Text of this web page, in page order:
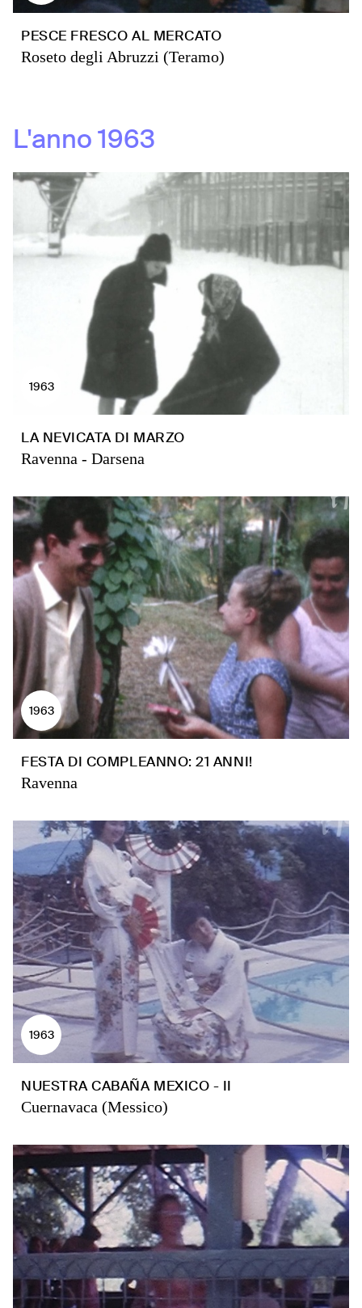
PESCE FRESCO AL MERCATO
Roseto degli Abruzzi (Teramo)
L'anno1963
1963
LA NEVICATA DI MARZO
Ravenna - Darsena
1963
FESTA DI COMPLEANNO: 21 ANNI!
Ravenna
1963
NUESTRA CABAÑA MEXICO - II
Cuernavaca (Messico)